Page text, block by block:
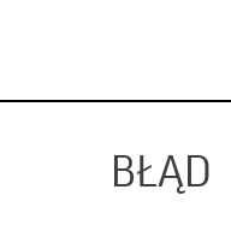
BŁĄD